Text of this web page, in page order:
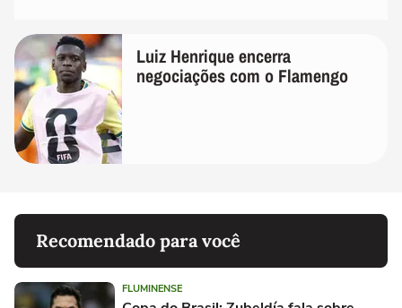
Luiz Henrique encerra
negociações com o Flamengo
Recomendado para você
FLUMINENSE